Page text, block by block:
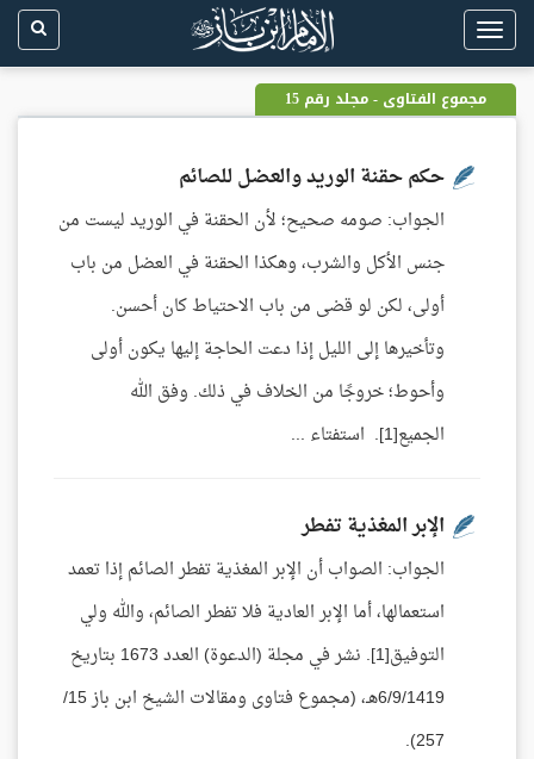
Toggle
navigation
مجموع الفتاوى - مجلد رقم 15
حكم حقنة الوريد والعضل للصائم
الجواب: صومه صحيح؛ لأن الحقنة في الوريد ليست من
جنس الأكل والشرب، وهكذا الحقنة في العضل من باب
أولى، لكن لو قضى من باب الاحتياط كان أحسن.
وتأخيرها إلى الليل إذا دعت الحاجة إليها يكون أولى
وأحوط؛ خروجًا من الخلاف في ذلك. وفق الله
الجميع[1]. استفتاء ...
الإبر المغذية تفطر
الجواب: الصواب أن الإبر المغذية تفطر الصائم إذا تعمد
استعمالها، أما الإبر العادية فلا تفطر الصائم، والله ولي
التوفيق[1]. نشر في مجلة (الدعوة) العدد 1673 بتاريخ
6/9/1419هـ، (مجموع فتاوى ومقالات الشيخ ابن باز 15/
257).